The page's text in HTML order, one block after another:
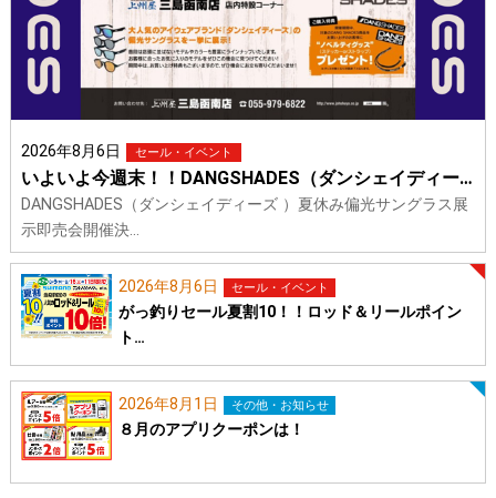
2026年8月6日 セール・イベント
いよいよ今週末！！DANGSHADES（ダンシェイディー…
DANGSHADES（ダンシェイディーズ ）夏休み偏光サングラス展
示即売会開催決…
2026年8月6日 セール・イベント
がっ釣りセール夏割10！！ロッド＆リールポイン
ト…
2026年8月1日 その他・お知らせ
８月のアプリクーポンは！